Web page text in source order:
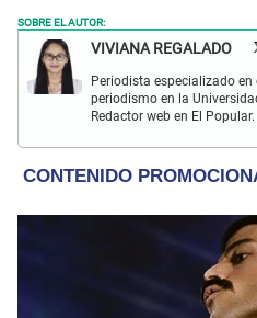
SOBRE EL AUTOR:
VIVIANA REGALADO
Periodista especializado
periodismo en la
Redactor web en El
y crónicas.